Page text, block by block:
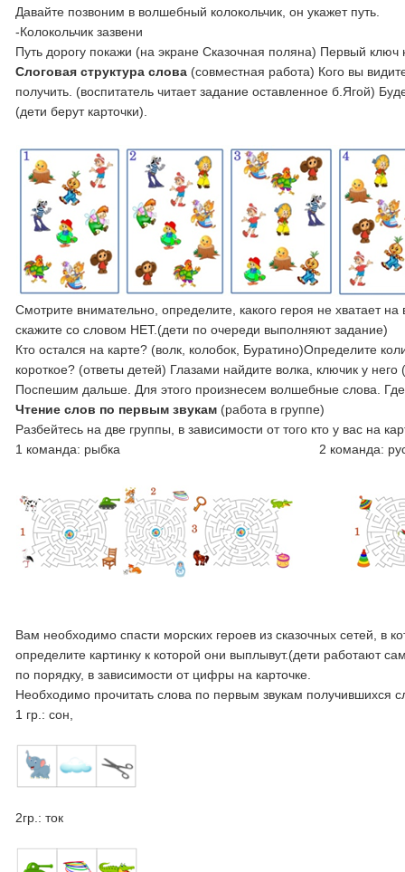
Давайте позвоним в волшебный колокольчик, он укажет путь.
-Колокольчик зазвени
Путь дорогу покажи (на экране Сказочная поляна) Первый ключ
Слоговая структура слова (совместная работа) Кого вы
получить. (воспитатель читает задание оставленное б.Ягой)
(дети берут карточки).
Смотрите внимательно, определите, какого героя не хватает
скажите со словом НЕТ.(дети по очереди выполняют задание)
Кто остался на карте? (волк, колобок, Буратино)Определите
короткое? (ответы детей) Глазами найдите волка, ключик у
Поспешим дальше. Для этого произнесем волшебные слова.
Чтение слов по первым звукам (работа в группе)
Разбейтесь на две группы, в зависимости от того кто у вас на
1 команда: рыбка 2 команда:
Вам необходимо спасти морских героев из сказочных сетей,
определите картинку к которой они выплывут.(дети работают
по порядку, в зависимости от цифры на карточке.
Необходимо прочитать слова по первым звукам
1 гр.: сон,
2гр.: ток